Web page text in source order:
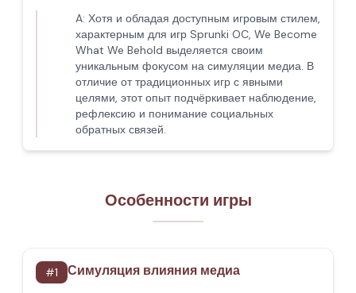
A: Хотя и обладая доступным игровым стилем,
характерным для игр Sprunki OC, We Become
What We Behold выделяется своим
уникальным фокусом на симуляции медиа. В
отличие от традиционных игр с явными
целями, этот опыт подчёркивает наблюдение,
рефлексию и понимание социальных
обратных связей.
Особенности игры
#1 Симуляция влияния медиа